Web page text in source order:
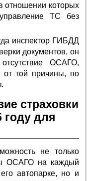
отношении которых
ТС без
инспектор ГИБДД
документов, он
ОСАГО,
от той причины, по
страховки
году для
не только
ОСАГО на каждый
автопарке, но и